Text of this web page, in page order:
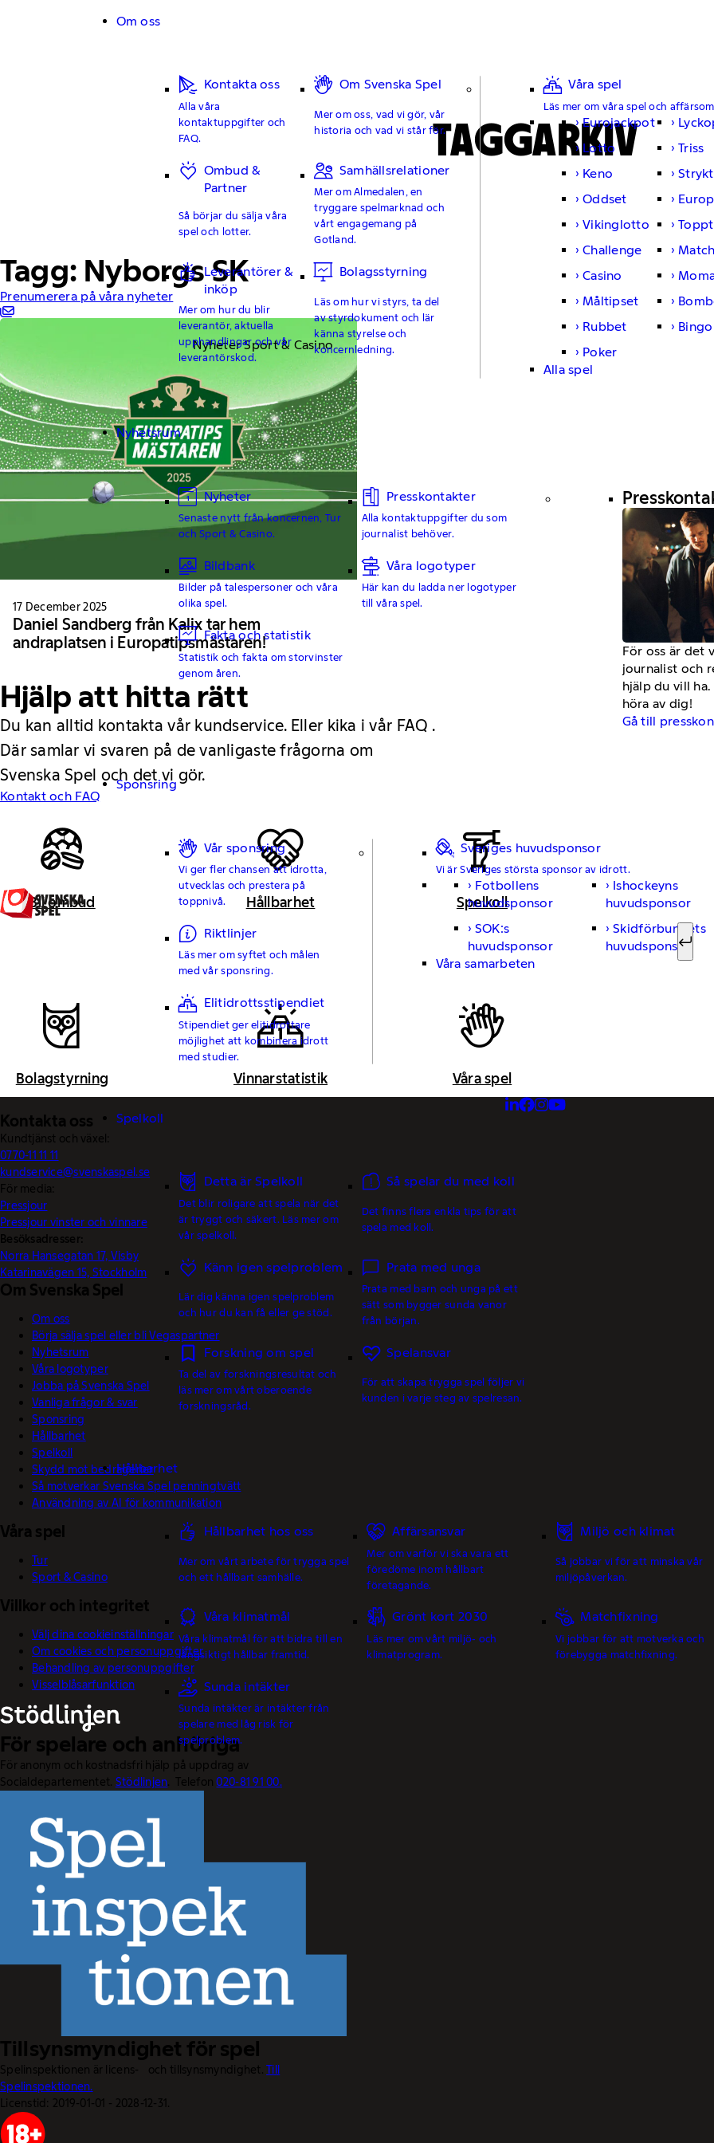
Om oss
Kontakta oss
Alla våra
kontaktuppgifter och
FAQ.
Om Svenska Spel
Mer om oss, vad vi gör, vår
historia och vad vi står för.
Ombud &
Partner
Så börjar du sälja våra
spel och lotter.
Samhällsrelationer
Mer om Almedalen, en
tryggare spelmarknad och
vårt engagemang på
Gotland.
Leverantörer &
inköp
Mer om hur du blir
leverantör, aktuella
upphandlingar och vår
leverantörskod.
Bolagsstyrning
Läs om hur vi styrs, ta del
av styrdokument och lär
känna styrelse och
koncernledning.
Våra spel
Läs mer om våra spel och
Eurojackpot
Lotto
Triss
Keno
Oddset
Vikinglotto
Challenge
Casino
Måltipset
Rubbet
Bingo
Poker
Alla spel
Nyhetsrum
Nyheter
Senaste nytt från koncernen, Tur
och Sport & Casino.
Presskontakter
Alla kontaktuppgifter du som
journalist behöver.
Bildbank
Bilder på talespersoner och våra
olika spel.
Våra logotyper
Här kan du ladda ner logotyper
till våra spel.
Fakta och statistik
Statistik och fakta om storvinster
genom åren.
För oss är det
journalist och
hjälp du vill
höra av dig!
Gå till
Sponsring
Vår sponsring
Vi ger fler chansen att idrotta,
utvecklas och prestera på
toppnivå.
Riktlinjer
Läs mer om syftet och målen
med vår sponsring.
Elitidrottsstipendiet
Stipendiet ger elitidrottare
möjlighet att kombinera idrott
med studier.
Sveriges huvudsponsor
Vi är Sveriges största sponsor av idrott.
Fotbollens
huvudsponsor
Ishockeyns
huvudsponsor
SOK:s
huvudsponsor
Skidförbundets
huvudsponsor
Våra samarbeten
Spelkoll
Detta är Spelkoll
Det blir roligare att spela när det
är tryggt och säkert. Läs mer om
vår spelkoll.
Så spelar du med koll
Det finns flera enkla tips för att
spela med koll.
Känn igen spelproblem
Lär dig känna igen spelproblem
och hur du kan få eller ge stöd.
Prata med unga
Prata med barn och unga på ett
sätt som bygger sunda vanor
från början.
Forskning om spel
Ta del av forskningsresultat och
läs mer om vårt oberoende
forskningsråd.
Spelansvar
För att skapa trygga spel följer vi
kunden i varje steg av spelresan.
Hållbarhet
Hållbarhet hos oss
Mer om vårt arbete för trygga spel
och ett hållbart samhälle.
Affärsansvar
Mer om varför vi ska vara ett
föredöme inom hållbart
företagande.
Miljö och klimat
Så jobbar vi för att minska vår
miljöpåverkan.
Våra klimatmål
Våra klimatmål för att bidra till en
långsiktigt hållbar framtid.
Grönt kort 2030
Läs mer om vårt miljö- och
klimatprogram.
Matchfixning
Vi jobbar för att motverka och
förebygga matchfixning.
Sunda intäkter
Sunda intäkter är intäkter från
spelare med låg risk för
spelproblem.
Sök
TAGGARKIV
Tagg: Nyborgs SK
Prenumerera på våra nyheter
Nyheter Sport & Casino
17 December 2025
Daniel Sandberg från Kalix tar hem
andraplatsen i Europatipsmästaren!
Hjälp att hitta rätt
Du kan alltid kontakta vår kundservice. Eller kika i vår FAQ .
Där samlar vi svaren på de vanligaste frågorna om
Svenska Spel och det vi gör.
Kontakt och FAQ
Bli ombud Hållbarhet Spelkoll
Bolagstyrning Vinnarstatistik Våra spel
Kontakta oss
Kundtjänst och växel:
0770-11 11 11
kundservice@svenskaspel.se
För media:
Pressjour
Pressjour vinster och vinnare
Besöksadresser:
Norra Hansegatan 17, Visby
Katarinavägen 15, Stockholm
Om Svenska Spel
Om oss
Börja sälja spel eller bli Vegaspartner
Nyhetsrum
Våra logotyper
Jobba på Svenska Spel
Vanliga frågor & svar
Sponsring
Hållbarhet
Spelkoll
Skydd mot bedrägerier
Så motverkar Svenska Spel penningtvätt
Användning av AI för kommunikation
Våra spel
Tur
Sport & Casino
Villkor och integritet
Välj dina cookieinställningar
Om cookies och personuppgifter
Behandling av personuppgifter
Visselblåsarfunktion
För spelare och anhöriga
För anonym och kostnadsfri hjälp på uppdrag av
Socialdepartementet. Stödlinjen. Telefon020-81 91 00.
Tillsynsmyndighet för spel
Spelinspektionen är licens- och tillsynsmyndighet.Till
Spelinspektionen.
Licenstid: 2019-01-01 - 2028-12-31.